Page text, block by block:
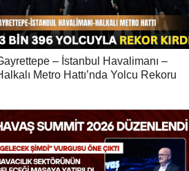
– İstanbul Havalimanı –
Metro Hattı’nda Yolcu Rekoru